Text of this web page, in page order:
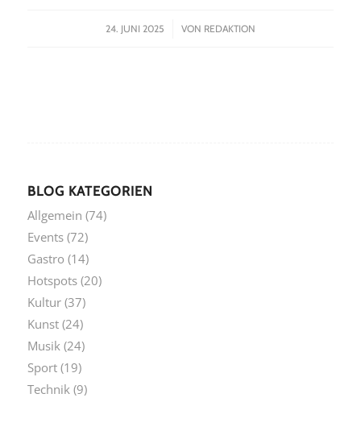
24. JUNI 2025
/ VON REDAKTION
BLOG KATEGORIEN
Allgemein (74)
Events(72)
Gastro (14)
Hotspots(20)
Kultur(37)
Kunst(24)
Musik(24)
Sport(19)
Technik(9)